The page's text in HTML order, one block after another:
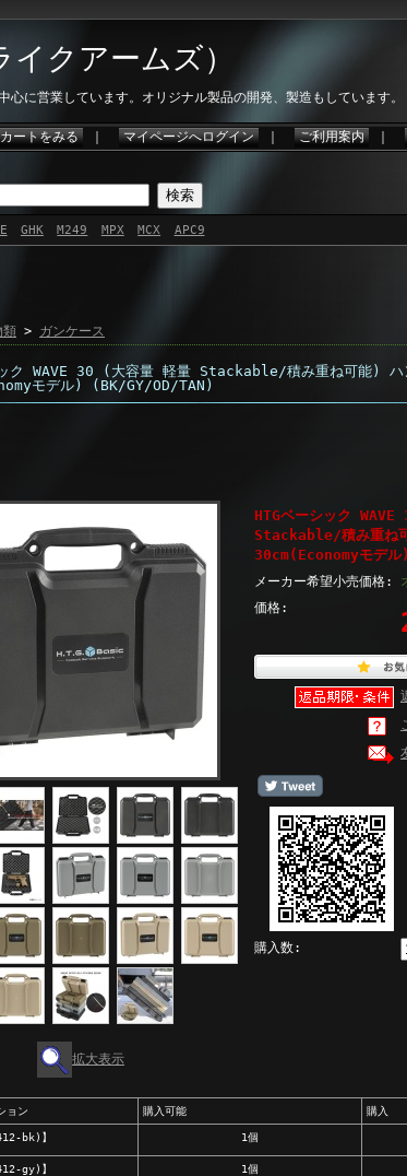
クアームズ）
心に営業しています。オリジナル製品の開発、製造もしています。
カートをみる マイページへログイン ご利用案内
GHK M249 MPX MCX APC9
類 > ガンケース
ック WAVE 30 (大容量 軽量 Stackable/積み重ね可能) ハ
モデル) (BK/GY/OD/TAN)
拡大表示
HTGベーシック
Stackable/積み重ね
30cm(Economyモデ
メーカー希望小売価格:
価格:
購入数:
ョン 購入可能 購入
bk)】 1個
gy)】 1個